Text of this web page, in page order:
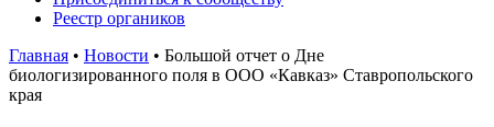
Реестр органиков
Главная • Новости • Большой отчет о Дне
биологизированного поля в ООО «Кавказ» Ставропольского
края